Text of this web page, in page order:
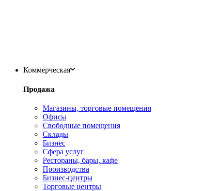
Коммерческая
Продажа
Магазины, торговые помещения
Офисы
Свободные помещения
Склады
Бизнес
Сфера услуг
Рестораны, бары, кафе
Производства
Бизнес-центры
Торговые центры